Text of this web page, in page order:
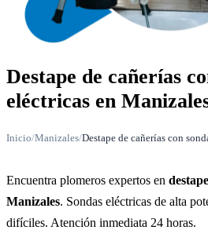
Destape de cañerías
eléctricas en
Inicio/Manizales/Destape de cañerías con
Encuentra plomeros expertos en
Manizales. Sondas eléctricas de alta
difíciles. Atención inmediata 24 horas.